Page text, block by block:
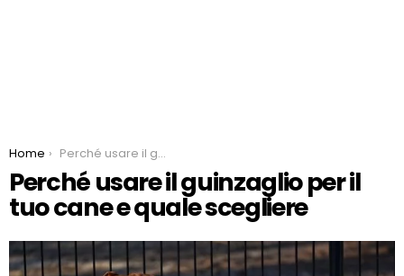
You are here:
Home Perché usare il guinzaglio per il tuo cane e quale scegliere
Perché usare il guinzaglio per il
tuo cane e quale scegliere